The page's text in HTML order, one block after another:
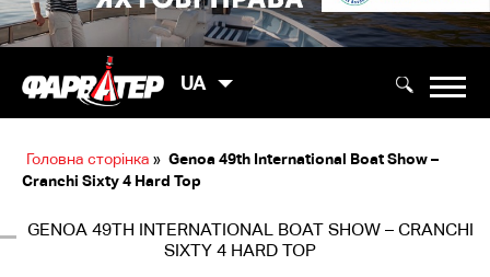
UA
Головна сторінка » Genoa 49th International Boat Show –
Cranchi Sixty 4 Hard Top
GENOA 49TH INTERNATIONAL BOAT SHOW – CRANCHI
SIXTY 4 HARD TOP